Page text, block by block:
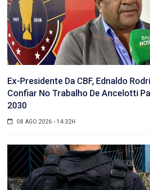
Ex-Presidente Da CBF, Ednaldo
Confiar No Trabalho De Ancelotti
2030
08 AGO 2026 - 14:32H